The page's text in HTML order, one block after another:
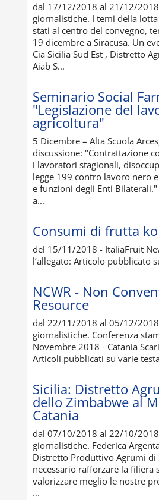
dal 17/12/2018 al 21/12/2018
giornalistiche. I temi della
stati al centro del convegno,
19 dicembre a Siracusa. Un
Cia Sicilia Sud Est , Distretto
Aiab S...
Seminario Social
"Legislazione del
agricoltura"
5 Dicembre – Alta Scuola
discussione: "Contrattazione
i lavoratori stagionali,
legge 199 contro lavoro nero
e funzioni degli Enti
a...
Consumi di frutta ko
del 15/11/2018 - ItaliaFruit
l’allegato: Articolo pubblicato
NCWR - Non
Resource
dal 22/11/2018 al 05/12/2018
giornalistiche. Conferenza
Novembre 2018 - Catania
Articoli pubblicati su varie
Sicilia: Distretto
dello Zimbabwe al
Catania
dal 07/10/2018 al 22/10/2018
giornalistiche. Federica
Distretto Produttivo Agrumi di
necessario rafforzare la filiera
valorizzare meglio le nostre
...